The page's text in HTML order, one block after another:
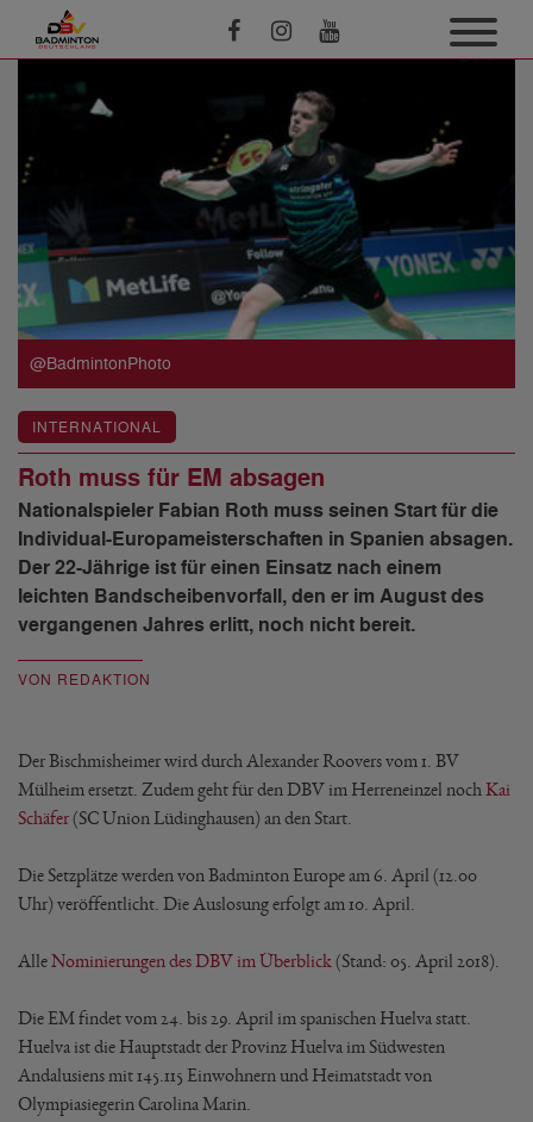
@BadmintonPhoto
INTERNATIONAL
Roth muss für EM absagen
Nationalspieler Fabian Roth muss seinen Start für die
Individual-Europameisterschaften in Spanien absagen.
Der 22-Jährige ist für einen Einsatz nach einem
leichten Bandscheibenvorfall, den er im August des
vergangenen Jahres erlitt, noch nicht bereit.
VON REDAKTION
Der Bischmisheimer wird durch Alexander Roovers vom 1. BV
Mülheim ersetzt. Zudem geht für den DBV im Herreneinzel noch Kai
Schäfer(SC Union Lüdinghausen) an den Start.
Die Setzplätze werden von Badminton Europe am 6. April (12.00
Uhr) veröffentlicht. Die Auslosung erfolgt am 10. April.
AlleNominierungen des DBV im Überblick (Stand: 05. April 2018).
Die EM findet vom 24. bis 29. April im spanischen Huelva statt.
Huelva ist die Hauptstadt der Provinz Huelva im Südwesten
Andalusiens mit 145.115 Einwohnern und Heimatstadt von
Olympiasiegerin Carolina Marin.